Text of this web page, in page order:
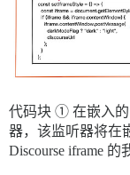
代码块 ① 在嵌入的
器，该监听器将在
Discourse iframe 的